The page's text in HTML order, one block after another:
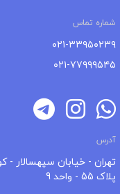
شماره تماس
۰۲۱-۳۳۹۵۰۲۳۹
۰۲۱-۷۷۹۹۹۵۴۵
آدرس
تهران - خیابان سپهسالار -
پلاک 55 - واحد 9